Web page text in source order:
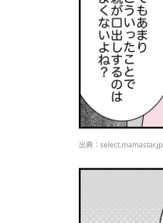
出典：select.mamastar.jp